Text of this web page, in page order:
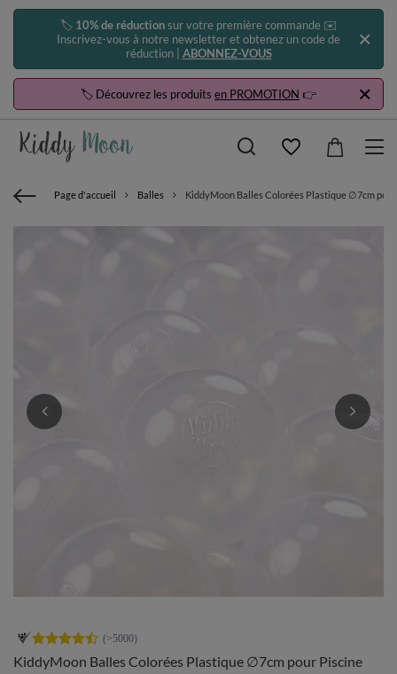
🏷️ 10% de réductionsur votre première commande ✉️
Inscrivez-vous à notre newsletter et obtenez un code de
réduction | ABONNEZ-VOUS
🏷️ Découvrez les produits en PROMOTION 👉
Page d'accueil Balles KiddyMoon Balles Colorées Plastique ∅7cm
KiddyMoon Balles Colorées Plastique ∅7cm pour Piscine